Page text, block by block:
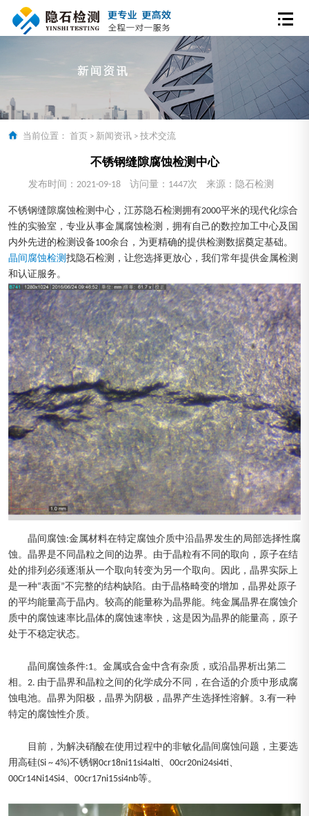
当前位置： 首页 > 新闻资讯 > 技术交流
不锈钢缝隙腐蚀检测中心
发布时间：2021-09-18 访问量：1447次 来源：隐石检测
不锈钢缝隙腐蚀检测中心，江苏隐石检测拥有2000平米的现代化综合
性的实验室，专业从事金属腐蚀检测，拥有自己的数控加工中心及国
内外先进的检测设备100余台，为更精确的提供检测数据奠定基础。
晶间腐蚀检测 找隐石检测，让您选择更放心，我们常年提供金属检测
和认证服务。
晶间腐蚀:金属材料在特定腐蚀介质中沿晶界发生的局部选择性腐
蚀。晶界是不同晶粒之间的边界。由于晶粒有不同的取向，原子在结
处的排列必须逐渐从一个取向转变为另一个取向。因此，晶界实际上
是一种“表面”不完整的结构缺陷。由于晶格畸变的增加，晶界处原子
的平均能量高于晶内。较高的能量称为晶界能。纯金属晶界在腐蚀介
质中的腐蚀速率比晶体的腐蚀速率快，这是因为晶界的能量高，原子
处于不稳定状态。
晶间腐蚀条件:1。金属或合金中含有杂质，或沿晶界析出第二
相。2. 由于晶界和晶粒之间的化学成分不同，在合适的介质中形成腐
蚀电池。晶界为阳极，晶界为阴极，晶界产生选择性溶解。3.有一种
特定的腐蚀性介质。
目前，为解决硝酸在使用过程中的非敏化晶间腐蚀问题，主要选
用高硅(Si ~ 4%)不锈钢0cr18ni11si4alti、00cr20ni24si4ti、
00Cr14Ni14Si4、00cr17ni15si4nb等。